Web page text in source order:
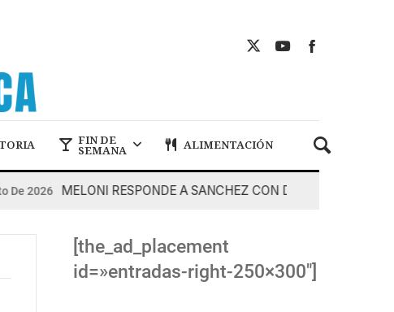
FIN DE
SEMANA ALIMENTACIÓN
MELONI RESPONDE A SANCHEZ CON DUREZA
[the_ad_placement
id=»entradas-right-250×300″]